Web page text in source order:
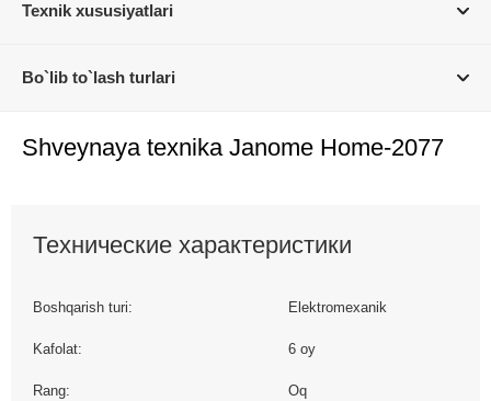
Texnik xususiyatlari
Bo`lib to`lash turlari
Shveynaya texnika Janome Home-2077
Технические характеристики
Boshqarish turi: Elektromexanik
Kafolat: 6 oy
Rang: Oq